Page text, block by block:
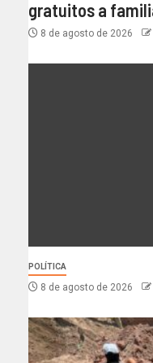
gratuitos a
8 de agosto de 2026
POLÍTICA
8 de agosto de 2026